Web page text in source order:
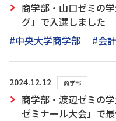
商学部・山口ゼミの
グ」で入選しました
#中央大学商学部
#会
2024.12.12 商学部
商学部・渡辺ゼミの
ゼミナール大会」で